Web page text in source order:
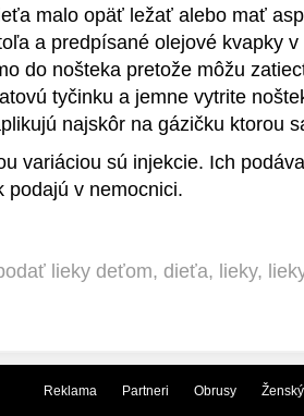
malo opäť ležať alebo mať
a predpísané olejové kvapky
do nošteka pretože môžu
tyčinku a jemne vytrite
najskôr na gázičku ktorou
variáciou sú injekcie. Ich
podajú v nemocnici.
lieky deťom, dieťa, lieky,
Reklama Partneri Obrusy